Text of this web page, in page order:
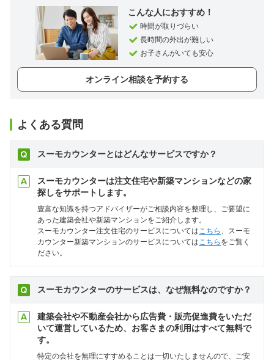
こんな人におすすめ！
時間が取りづらい
長時間の外出が難しい
お子さんがいても安心
オンライン相談を予約する
よくある質問
スーモカウンターとはどんなサービスですか？
スーモカウンターは注文住宅や新築マンションなどの家
探しをサポートします。
豊富な知識を持つアドバイザーがご相談内容を整理し、ご要望に
あった建築会社や新築マンションをご紹介します。
スーモカウンター注文住宅のサービスについてはこちら 、スーモ
カウンター新築マンションのサービスについてはこちら をご覧く
ださい。
スーモカウンターのサービスは、なぜ無料なのですか？
建築会社や不動産会社から広告費・販売促進費をいただ
いて運営しているため、お客さまの利用はすべて無料で
す。
特定の会社を無理にすすめることは一切いたしませんので、ご安